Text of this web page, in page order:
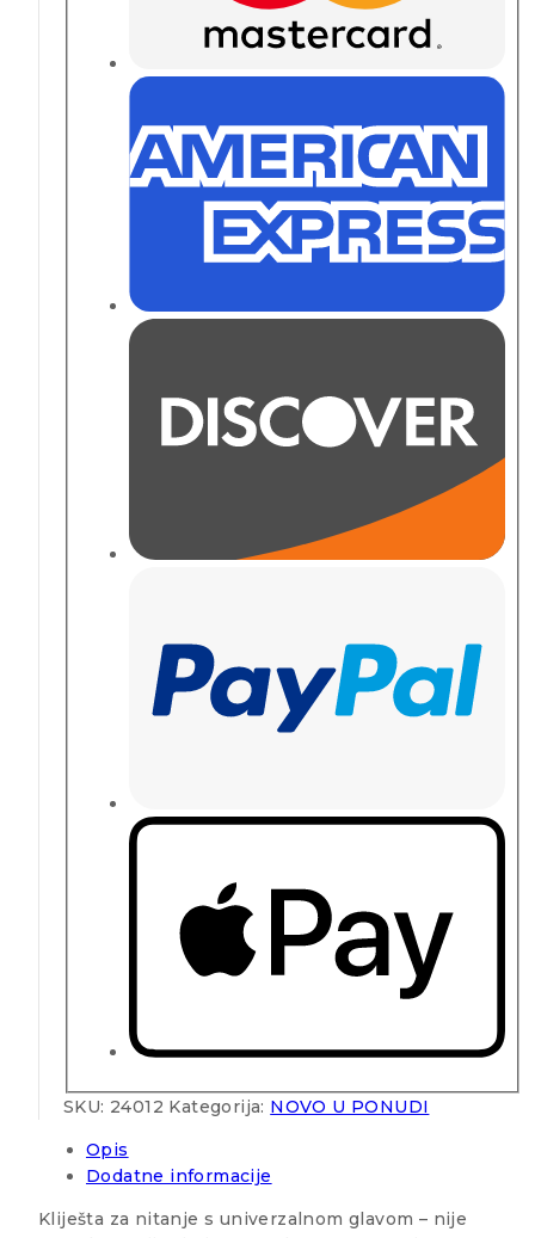
SKU: 24012 Kategorija: NOVO U PONUDI
Opis
Dodatne informacije
Kliješta za nitanje s univerzalnom glavom – nije